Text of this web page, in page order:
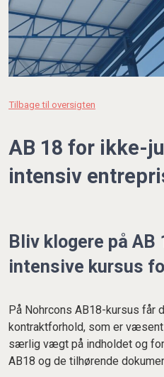
Tilbage til oversigten
AB 18 for ikke-
intensiv
Bliv klogere på AB
intensive kursus
På Nohrcons AB18-kursus får
kontraktforhold, som er
særlig vægt på indholdet og
AB18 og de tilhørende